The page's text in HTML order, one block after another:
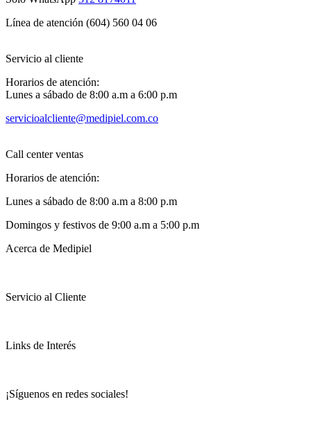
Línea de atención (604) 560 04 06
Servicio al cliente
Horarios de atención:
Lunes a sábado de 8:00 a.m a 6:00 p.m
servicioalcliente@medipiel.com.co
Call center ventas
Horarios de atención:
Lunes a sábado de 8:00 a.m a 8:00 p.m
Domingos y festivos de 9:00 a.m a 5:00 p.m
Acerca de Medipiel
Servicio al Cliente
Links de Interés
¡Síguenos en redes sociales!